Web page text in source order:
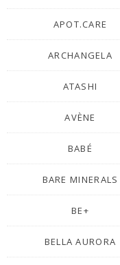
APOT.CARE
ARCHANGELA
ATASHI
AVÈNE
BABÉ
BARE MINERALS
BE+
BELLA AURORA